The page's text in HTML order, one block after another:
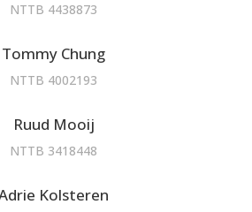
NTTB 4438873
Tommy Chung
NTTB 4002193
Ruud Mooij
NTTB 3418448
Kolsteren